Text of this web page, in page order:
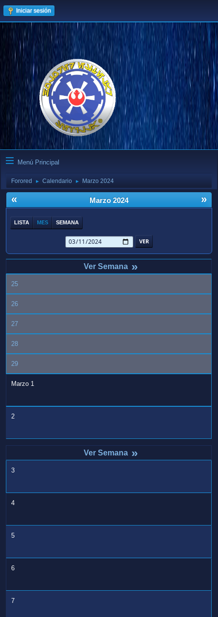
Iniciar sesión
Menú Principal
Forored ► Calendario ► Marzo 2024
« »
Marzo 2024
LISTA MES SEMANA
»
25
26
27
28
29
Marzo 1
2
»
3
4
5
6
7